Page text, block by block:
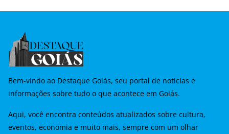
Bem-vindo ao Destaque Goiás, seu portal de notícias e
informações sobre tudo o que acontece em Goiás.
Aqui, você encontra conteúdos atualizados sobre cultura,
eventos, economia e muito mais, sempre com um olhar